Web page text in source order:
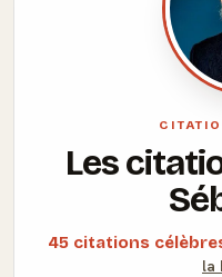
Les
45 citations
la